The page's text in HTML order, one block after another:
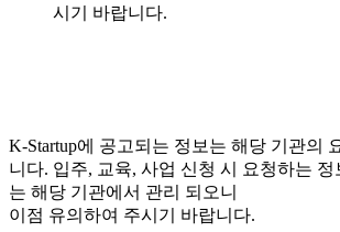
시기 바랍니다.
K-Startup에 공고되는 정보는 해당 기관의
니다. 입주, 교육, 사업 신청 시 요청하는
는 해당 기관에서 관리 되오니
이점 유의하여 주시기 바랍니다.